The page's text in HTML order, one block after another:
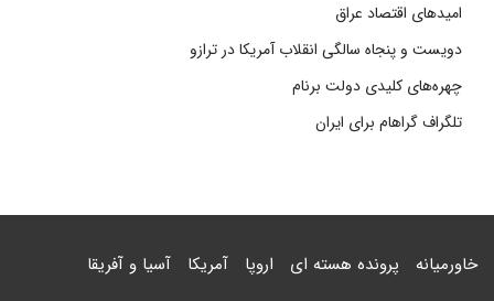
امیدهای اقتصاد عراق
دویست و پنجاه سالگی انقلاب آمریکا در ترازو
چهره‌های کلیدی دولت برنام
تلگراف گراهام برای ایران
خاورمیانه پرونده هسته ای اروپا آمریکا آسیا و آفریقا